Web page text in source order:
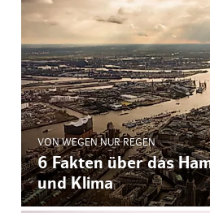
VON WEGEN NUR REGEN
6 Fakten über das
und Klima